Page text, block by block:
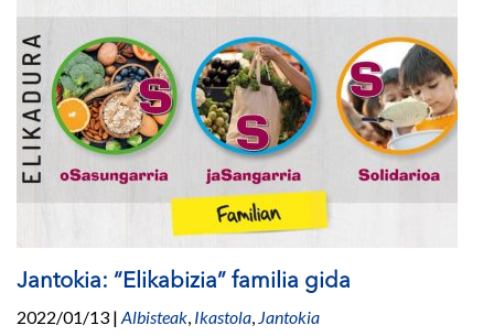
Jantokia: “Elikabizia” familia gida
2022/01/13 | Albisteak, Ikastola, Jantokia